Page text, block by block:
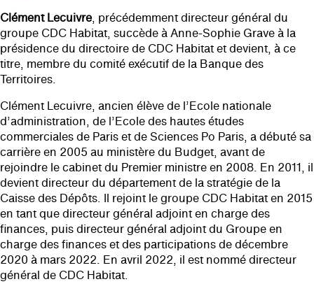
Clément Lecuivre, précédemment directeur général du
groupe CDC Habitat, succède à Anne-Sophie Grave à la
présidence du directoire de CDC Habitat et devient, à ce
titre, membre du comité exécutif de la Banque des
Territoires.
Clément Lecuivre, ancien élève de l’Ecole nationale
d’administration, de l’Ecole des hautes études
commerciales de Paris et de Sciences Po Paris, a débuté sa
carrière en 2005 au ministère du Budget, avant de
rejoindre le cabinet du Premier ministre en 2008. En 2011, il
devient directeur du département de la stratégie de la
Caisse des Dépôts. Il rejoint le groupe CDC Habitat en 2015
en tant que directeur général adjoint en charge des
finances, puis directeur général adjoint du Groupe en
charge des finances et des participations de décembre
2020 à mars 2022. En avril 2022, il est nommé directeur
général de CDC Habitat.